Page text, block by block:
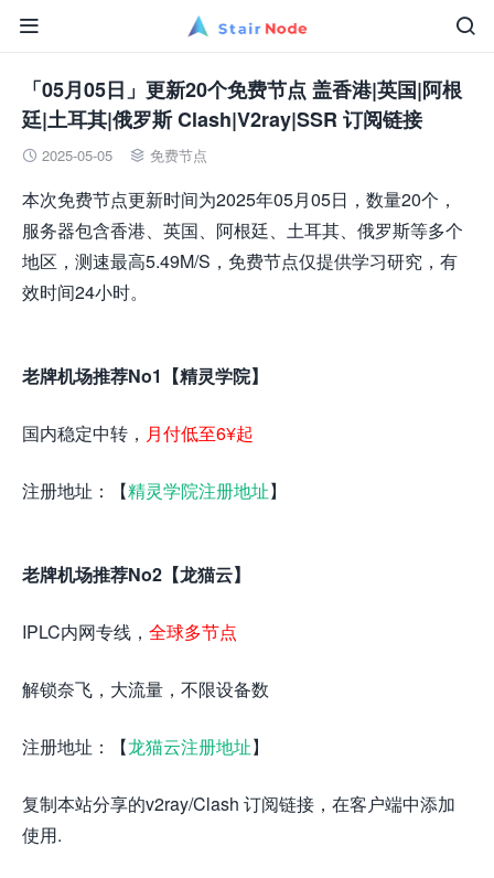


「05月05日」更新20个免费节点 盖香港|英国|阿根
廷|土耳其|俄罗斯 Clash|V2ray|SSR 订阅链接
 2025-05-05  免费节点
本次免费节点更新时间为2025年05月05日，数量20个，
服务器包含香港、英国、阿根廷、土耳其、俄罗斯等多个
地区，测速最高5.49M/S，免费节点仅提供学习研究，有
效时间24小时。
老牌机场推荐No1【精灵学院】
国内稳定中转， 月付低至6¥起
注册地址：【精灵学院注册地址】
老牌机场推荐No2【龙猫云】
IPLC内网专线， 全球多节点
解锁奈飞，大流量，不限设备数
注册地址：【龙猫云注册地址】
复制本站分享的v2ray/Clash 订阅链接，在客户端中添加
使用.